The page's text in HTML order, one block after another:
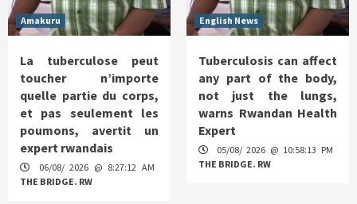
Amakuru
La tuberculose peut
toucher n’importe
quelle partie du corps,
et pas seulement les
poumons, avertit un
expert rwandais
06/08/ 2026 @ 8:27:12 AM
THE BRIDGE. RW
English News
Tuberculosis can affect
any part of the body,
not just the lungs,
warns Rwandan Health
Expert
05/08/ 2026 @ 10:58:13 PM
THE BRIDGE. RW